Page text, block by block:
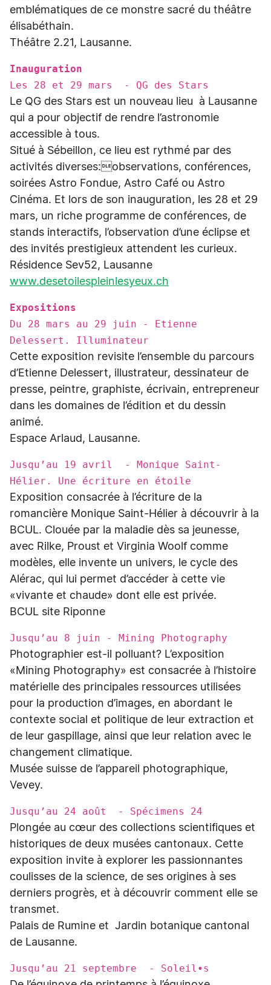
emblématiques de ce monstre sacré du théâtre
élisabéthain.
Théâtre 2.21, Lausanne.
Inauguration
Les 28 et 29 mars - QG des Stars
Le QG des Stars est un nouveau lieu à Lausanne
qui a pour objectif de rendre l’astronomie
accessible à tous.
Situé à Sébeillon, ce lieu est rythmé par des
activités diverses:observations, conférences,
soirées Astro Fondue, Astro Café ou Astro
Cinéma. Et lors de son inauguration, les 28 et 29
mars, un riche programme de conférences, de
stands interactifs, l’observation d’une éclipse et
des invités prestigieux attendent les curieux.
Résidence Sev52, Lausanne
www.desetoilespleinlesyeux.ch
Expositions
Du 28 mars au 29 juin - Etienne
Delessert. Illuminateur
Cette exposition revisite l’ensemble du parcours
d’Etienne Delessert, illustrateur, dessinateur de
presse, peintre, graphiste, écrivain, entrepreneur
dans les domaines de l’édition et du dessin
animé.
Espace Arlaud, Lausanne.
Jusqu’au 19 avril - Monique Saint-
Hélier. Une écriture en étoile
Exposition consacrée à l’écriture de la
romancière Monique Saint-Hélier à découvrir à la
BCUL. Clouée par la maladie dès sa jeunesse,
avec Rilke, Proust et Virginia Woolf comme
modèles, elle invente un univers, le cycle des
Alérac, qui lui permet d’accéder à cette vie
«vivante et chaude» dont elle est privée.
BCUL site Riponne
Jusqu’au 8 juin - Mining Photography
Photographier est-il polluant? L’exposition
«Mining Photography» est consacrée à l’histoire
matérielle des principales ressources utilisées
pour la production d’images, en abordant le
contexte social et politique de leur extraction et
de leur gaspillage, ainsi que leur relation avec le
changement climatique.
Musée suisse de l’appareil photographique,
Vevey.
Jusqu’au 24 août - Spécimens 24
Plongée au cœur des collections scientifiques et
historiques de deux musées cantonaux. Cette
exposition invite à explorer les passionnantes
coulisses de la science, de ses origines à ses
derniers progrès, et à découvrir comment elle se
transmet.
Palais de Rumine et Jardin botanique cantonal
de Lausanne.
Jusqu’au 21 septembre - Soleil•s